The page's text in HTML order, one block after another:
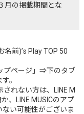
月の掲載期間とな
名前)’s Play TOP 50
プページ」⇒下のタブ
。
れない方は、LINE M
、LINE MUSICのアプ
い可能性がございま